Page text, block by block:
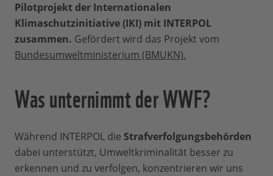
Pilotprojekt der Internationalen
Klimaschutzinitiative (IKI) mit INTERPOL
zusammen. Gefördert wird das Projekt vom
Bundesumweltministerium (BMUKN).
Was unternimmt der WWF?
Während INTERPOL die Strafverfolgungsbehörden
dabei unterstützt, Umweltkriminalität besser zu
erkennen und zu verfolgen, konzentrieren wir uns